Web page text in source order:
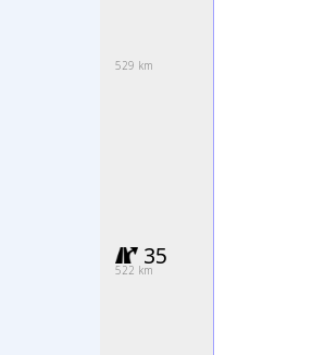
529 km
35
522 km